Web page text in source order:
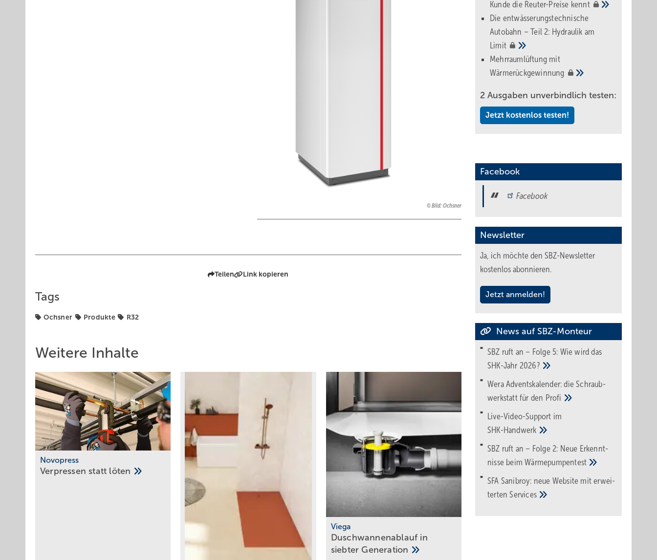
Bild: Ochsner
Teilen Link kopieren
Tags
Ochsner Produkte R32
Weitere Inhalte
Novopress
Verpressen statt löten
Viega
Duschwannenablauf in
siebter Generation
Kunde die Reuter-Preise kennt
Die entwässerungstechnische
Autobahn – Teil 2: Hydraulik am
Limit
Mehrraumlüftung mit
Wärmerückgewinnung
2 Ausgaben unverbindlich testen:
Jetzt kostenlos testen!
Facebook
Facebook
Newsletter
Ja, ich möchte den SBZ-Newsletter
kostenlos abonnieren.
Jetzt anmelden!
News auf SBZ-Monteur
SBZ ruft an – Folge 5: Wie wird das
SHK-Jahr 2026?
Wera Adventskalender: die Schraub­
werk­statt für den Pro­fi
Live-Video-Support im
SHK-Handwerk
SBZ ruft an – Folge 2: Neue Erkennt­
nisse beimWärme­pumpen­test
SFA Sanibroy: neue Web­site mit erwei­
tertenServices